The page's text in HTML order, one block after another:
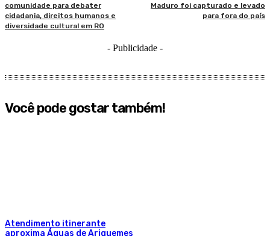
comunidade para debater
cidadania, direitos humanos e
diversidade cultural em RO
Maduro foi capturado e levado
para fora do país
- Publicidade -
Você pode gostar também!
Atendimento itinerante
aproxima Águas de Ariquemes